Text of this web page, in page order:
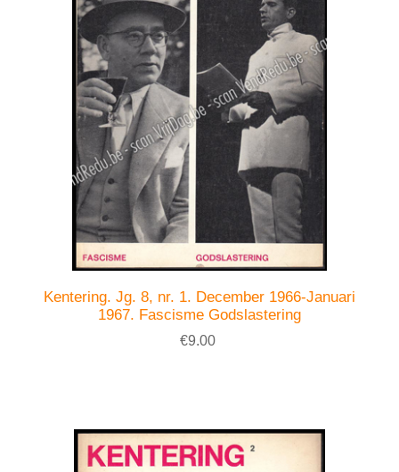
Kentering. Jg. 8, nr. 1. December 1966-Januari
1967. Fascisme Godslastering
€9.00